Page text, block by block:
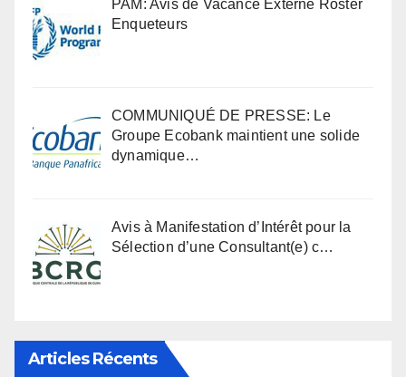
PAM: Avis de Vacance Externe Roster
Enqueteurs
COMMUNIQUÉ DE PRESSE: Le
Groupe Ecobank maintient une solide
dynamique…
Avis à Manifestation d’Intérêt pour la
Sélection d’une Consultant(e) c…
Articles Récents